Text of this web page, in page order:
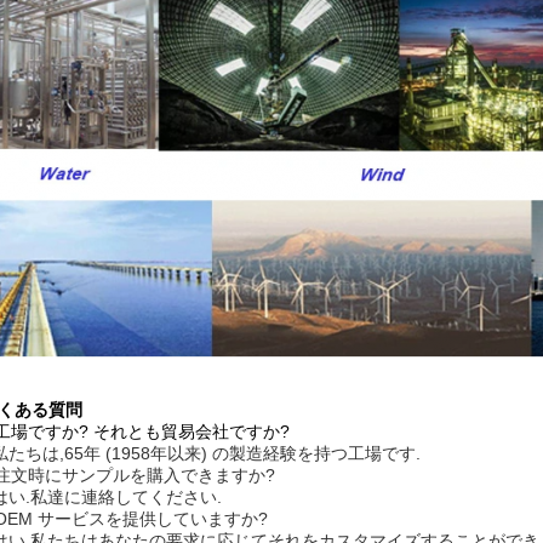
ある質問
場ですか? それとも貿易会社ですか?
たちは,65年 (1958年以来) の製造経験を持つ工場です.
文時にサンプルを購入できますか?
い.私達に連絡してください.
サービスを提供していますか?